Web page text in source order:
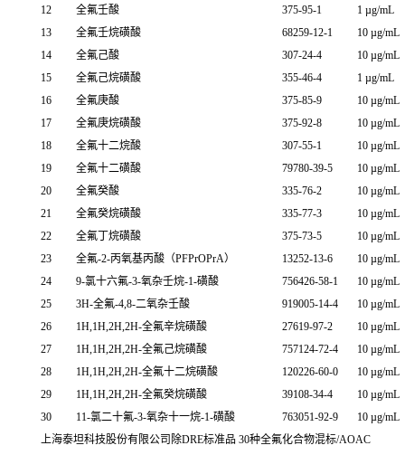
12 全氟壬酸 375-95-1
1 µg/mL
13
全氟壬烷磺酸 68259-12-1
10 µg/mL
14
全氟己酸 307-24-4
10 µg/mL
15
全氟己烷磺酸 355-46-4
1 µg/mL
16
全氟庚酸 375-85-9
10 µg/mL
17
全氟庚烷磺酸 375-92-8
10 µg/mL
18
全氟十二烷酸 307-55-1
10 µg/mL
19
全氟十二磺酸 79780-39-5
10 µg/mL
20
全氟癸酸 335-76-2
10 µg/mL
21
全氟癸烷磺酸 335-77-3
10 µg/mL
22
全氟丁烷磺酸 375-73-5
10 µg/mL
23
全氟-2-丙氧基丙酸（PFPrOPrA） 13252-13-6
10 µg/mL
24
9-氯十六氟-3-氧杂壬烷-1-磺酸 756426-58-1
10 µg/mL
25
3H-全氟-4,8-二氧杂壬酸 919005-14-4
10 µg/mL
26
1H,1H,2H,2H-全氟辛烷磺酸 27619-97-2
10 µg/mL
27
1H,1H,2H,2H-全氟己烷磺酸 757124-72-4
10 µg/mL
28
1H,1H,2H,2H-全氟十二烷磺酸 120226-60-0
10 µg/mL
29
1H,1H,2H,2H-全氟癸烷磺酸 39108-34-4
10 µg/mL
30
11-氯二十氟-3-氧杂十一烷-1-磺酸 763051-92-9
10 µg/mL
上海泰坦科技股份有限公司除DRE标准品 30种全氟化合物混标/AOAC